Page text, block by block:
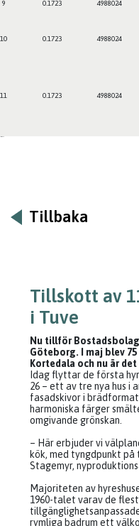
9 0.1723 4988024
10 0.1723 4988024
11 0.1723 4988024
Tillbaka
Tillskott av
i Tuve
Nu tillför
Göteborg. I maj blev
Kortedala och nu är
Idag flyttar de första
26 – ett av tre nya hus i
fasadskivor i
harmoniska färger
omgivande grönskan.
– Här erbjuder vi
kök, med tyngdpunkt på
Stagemyr,
Majoriteten av
1960-talet varav de
rymliga badrum ett